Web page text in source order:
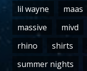
lil wayne
maas
massive
mivd
rhino
shirts
summer nights